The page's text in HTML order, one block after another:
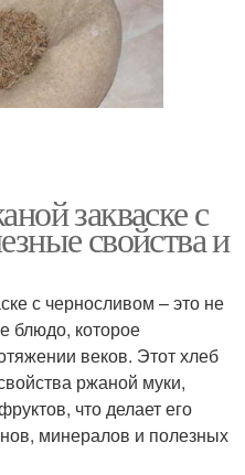
закваске с
свойства и
с черносливом – это не
блюдо, которое
веков. Этот хлеб
ржаной муки,
что делает его
минералов и полезных